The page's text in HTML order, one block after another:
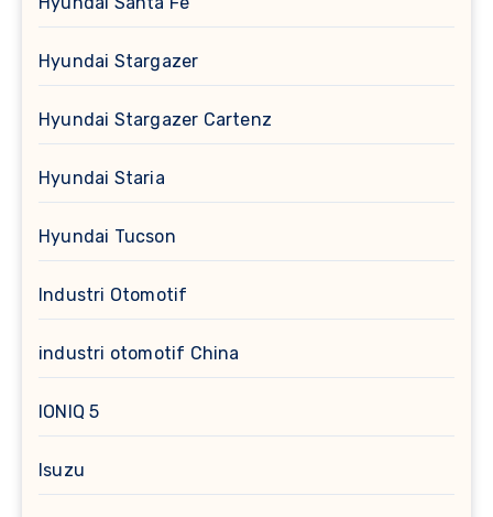
Hyundai Stargazer
Hyundai Stargazer Cartenz
Hyundai Staria
Hyundai Tucson
Industri Otomotif
industri otomotif China
IONIQ 5
Isuzu